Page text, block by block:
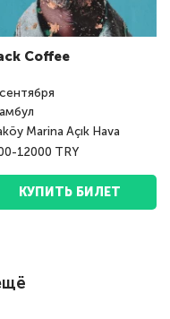
Coffee
сентября
Marina Açık Hava
12000 TRY
КУПИТЬ БИЛЕТ